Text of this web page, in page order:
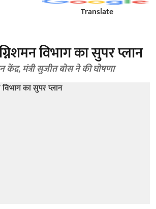
Translate
विभाग का सुपर प्लान
केंद्र, मंत्री सुजीत बोस ने की घोषणा